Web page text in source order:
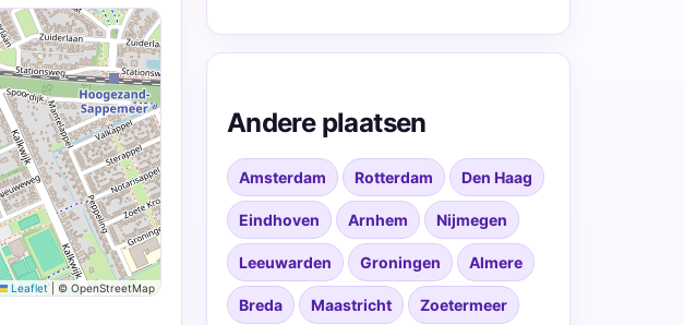
Leaflet © OpenStreetMap
Andere plaatsen
Amsterdam Rotterdam Den Haag
Eindhoven Arnhem Nijmegen
Leeuwarden Groningen Almere
Breda Maastricht Zoetermeer